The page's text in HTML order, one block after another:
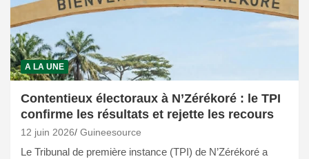
A LA UNE
Contentieux électoraux à N’Zérékoré : le TPI
confirme les résultats et rejette les recours
12 juin 2026 Guineesource
Le Tribunal de première instance (TPI) de N’Zérékoré a